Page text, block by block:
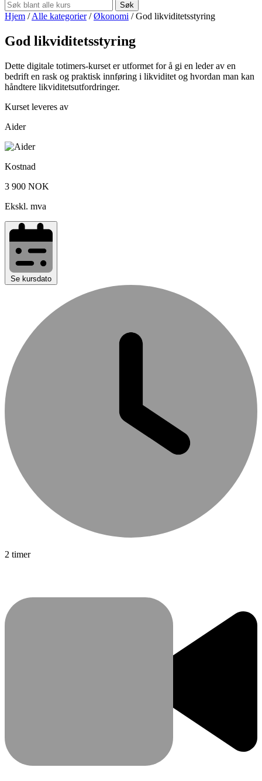
Søk
Hjem / Alle kategorier / Økonomi / God likviditetsstyring
God likviditetsstyring
Dette digitale totimers-kurset er utformet for å gi en leder av en
bedrift en rask og praktisk innføring i likviditet og hvordan man kan
håndtere likviditetsutfordringer.
Kurset leveres av
Aider
Kostnad
3 900 NOK
Ekskl. mva
Se kursdato
2 timer